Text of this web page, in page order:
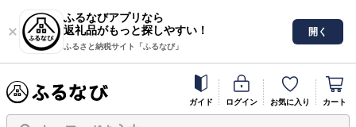
ふるなびアプリなら
返礼品がもっと探しやすい！
ふるさと納税サイト「ふるなび」
開く
ガイド ログイン お気に入り カート